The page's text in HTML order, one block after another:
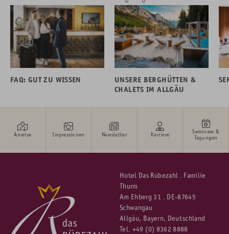
FAQ: GUT ZU WISSEN
UNSERE BERGHÜTTEN &
CHALETS IM ALLGÄU
Anreise Impressionen Newsletter Karriere
Seminare &
Tagungen
Hotel Das Rübezahl . Familie
Thurm
Am Ehberg 31 . DE-87645
Schwangau
Allgäu, Bayern, Deutschland
Tel. +49 (0) 8362 8888